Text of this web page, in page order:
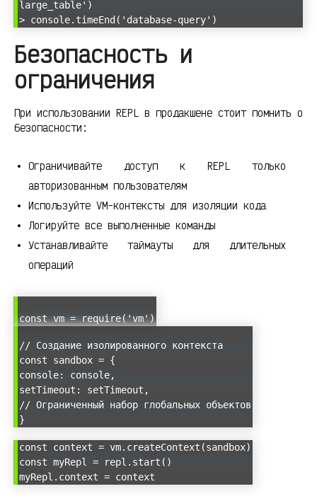
large_table')
> console.timeEnd('database-query')
Безопасность и
ограничения
При использовании REPL в продакшене стоит помнить о
безопасности:
Ограничивайте доступ к REPL только
авторизованным пользователям
Используйте VM-контексты для изоляции кода
Логируйте все выполненные команды
Устанавливайте таймауты для длительных
операций
const vm = require('vm')
// Создание изолированного контекста
const sandbox = {
console: console,
setTimeout: setTimeout,
// Ограниченный набор глобальных объектов
}
const context = vm.createContext(sandbox)
const myRepl = repl.start()
myRepl.context = context